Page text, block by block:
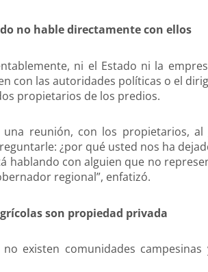
no hable directamente con ellos
ni el Estado ni la
con las autoridades políticas o el
propietarios de los predios.
reunión, con los propietarios,
¿por qué usted nos ha
hablando con alguien que no
regional”, enfatizó.
son propiedad privada
existen comunidades